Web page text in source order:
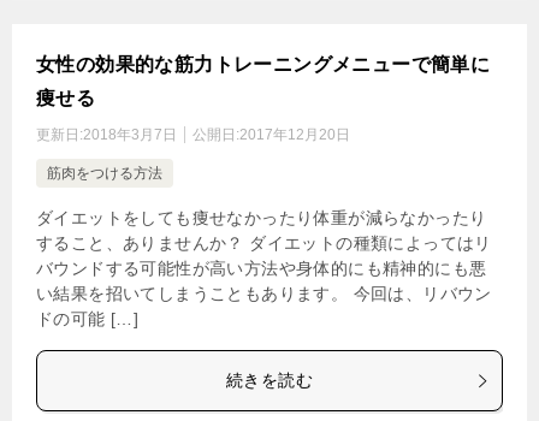
女性の効果的な筋力トレーニングメニューで簡単に
痩せる
更新日:2018年3月7日 公開日:2017年12月20日
筋肉をつける方法
ダイエットをしても痩せなかったり体重が減らなかったり
すること、ありませんか？ ダイエットの種類によってはリ
バウンドする可能性が高い方法や身体的にも精神的にも悪
い結果を招いてしまうこともあります。 今回は、リバウン
ドの可能 […]
続きを読む